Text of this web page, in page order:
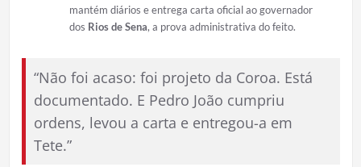
mantém diários e entrega carta oficial ao governador
dos Rios de Sena, a prova administrativa do feito.
“Não foi acaso: foi projeto da Coroa. Está
documentado. E Pedro João cumpriu
ordens, levou a carta e entregou-a em
Tete.”